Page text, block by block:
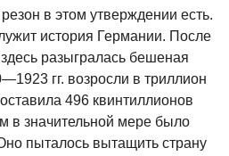
в этом утверждении есть.
история Германии. После
разыгралась бешеная
гг. возросли в триллион
496 квинтиллионов
в значительной мере было
пыталось вытащить страну